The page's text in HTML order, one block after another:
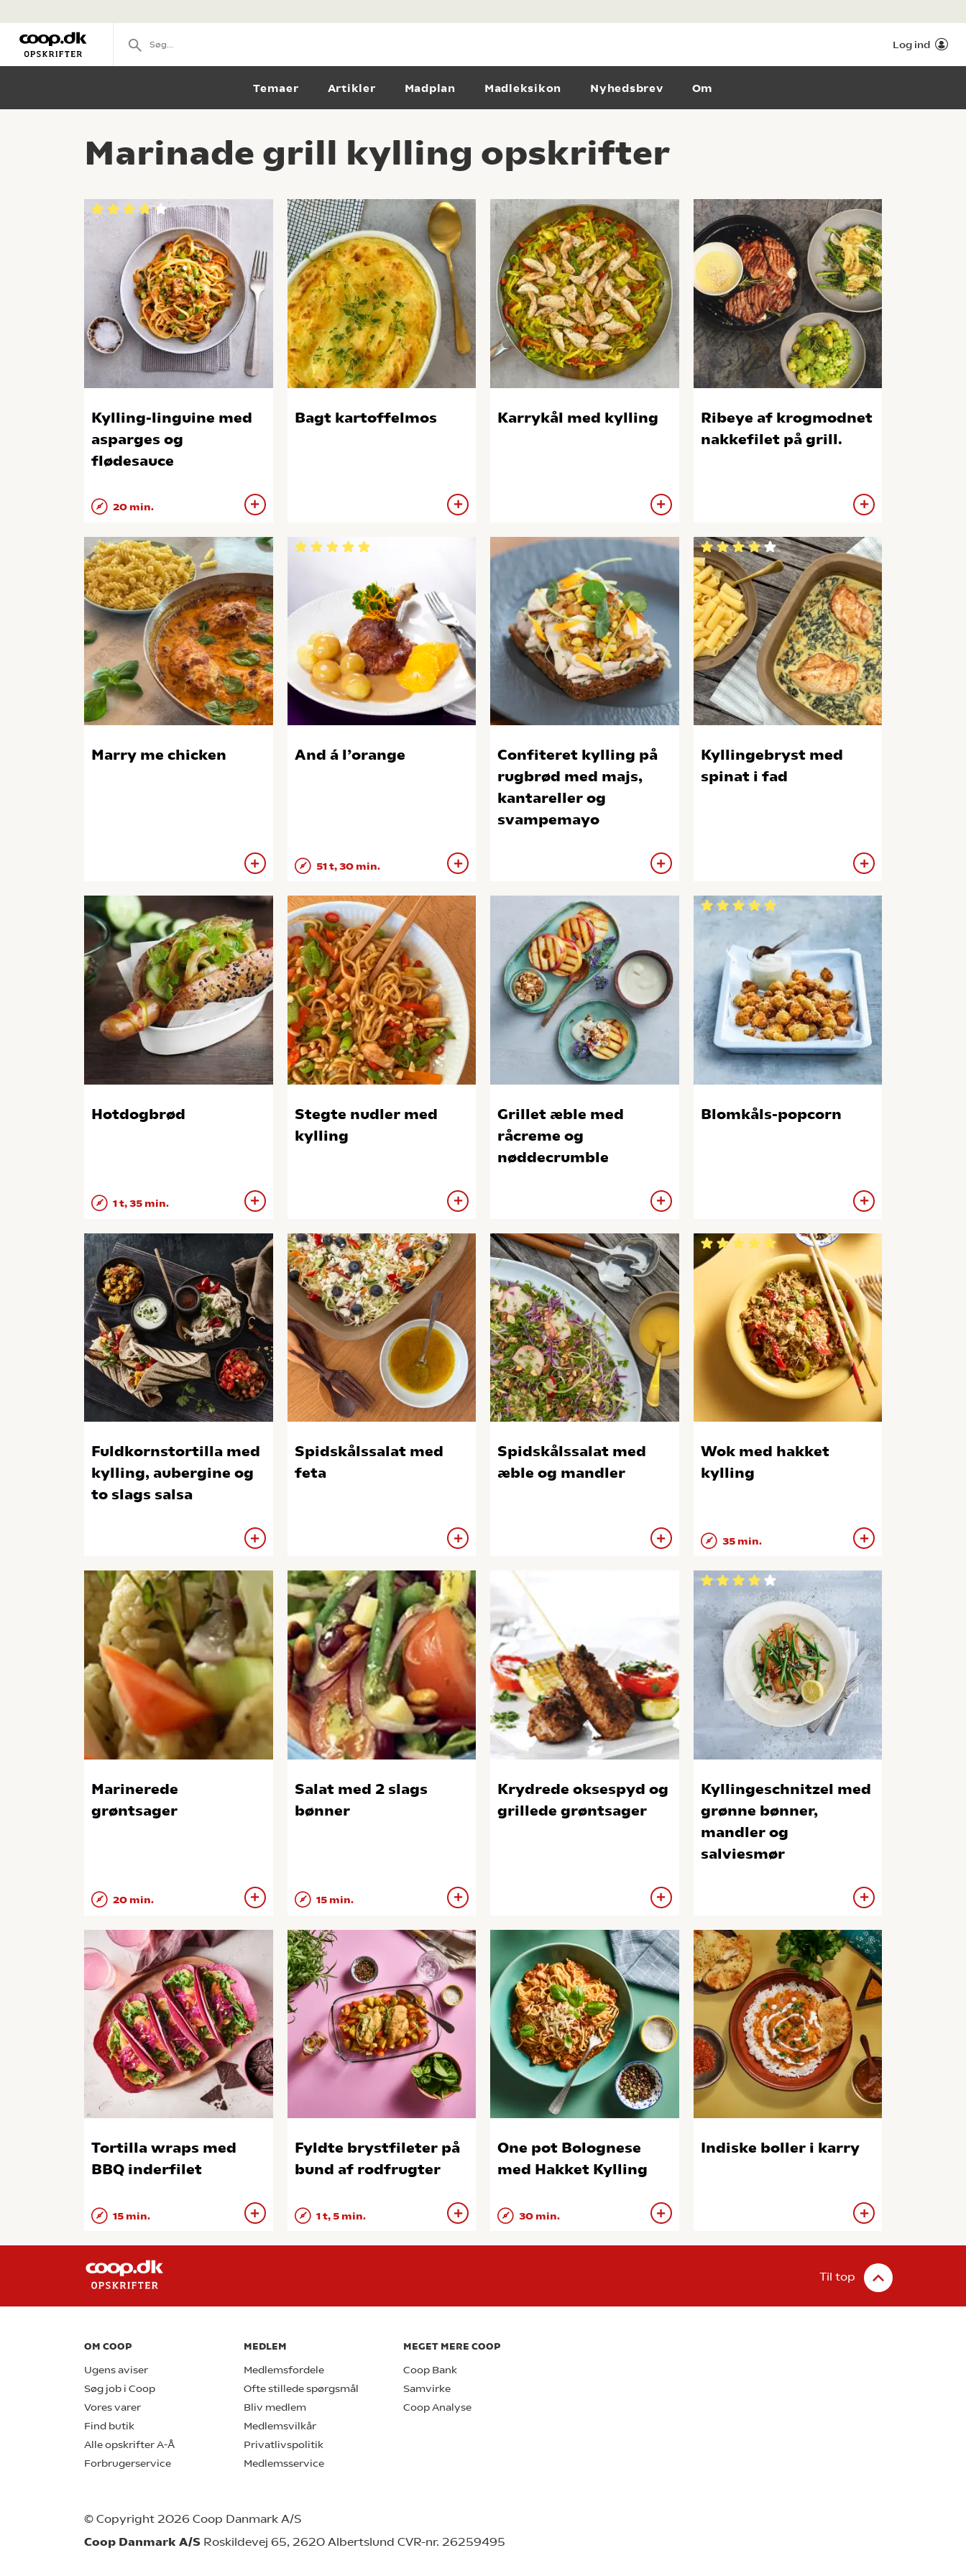
Log ind
Temaer Artikler Madplan Madleksikon Nyhedsbrev Om
Marinade grill kylling opskrifter
Kylling-linguine med
asparges og
flødesauce
20 min.
Bagt kartoffelmos Karrykål med kylling
Ribeye af krogmodnet
nakkefilet på grill.
Marry me chicken And á l’orange
51 t, 30 min.
Confiteret kylling på
rugbrød med majs,
kantareller og
svampemayo
Kyllingebryst med
spinat i fad
Hotdogbrød
1 t, 35 min.
Stegte nudler med
kylling
Grillet æble med
råcreme og
nøddecrumble
Blomkåls-popcorn
Fuldkornstortilla med
kylling, aubergine og
to slags salsa
Spidskålssalat med
feta
Spidskålssalat med
æble og mandler
Wok med hakket
kylling
35 min.
Marinerede
grøntsager
20 min.
Salat med 2 slags
bønner
15 min.
Krydrede oksespyd og
grillede grøntsager
Kyllingeschnitzel med
grønne bønner,
mandler og
salviesmør
Tortilla wraps med
BBQ inderfilet
15 min.
Fyldte brystfileter på
bund af rodfrugter
1 t, 5 min.
One pot Bolognese
med Hakket Kylling
30 min.
Indiske boller i karry
Til top
OM COOP
Ugens aviser
Søg job i Coop
Vores varer
Find butik
Alle opskrifter A-Å
Forbrugerservice
MEDLEM
Medlemsfordele
Ofte stillede spørgsmål
Bliv medlem
Medlemsvilkår
Privatlivspolitik
Medlemsservice
MEGET MERE COOP
Coop Bank
Samvirke
Coop Analyse
© Copyright 2026 Coop Danmark A/S
Coop Danmark A/S Roskildevej 65, 2620 Albertslund CVR-nr. 26259495